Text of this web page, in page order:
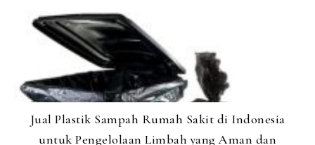
Jual Plastik Sampah Rumah Sakit di Indonesia
untuk Pengelolaan Limbah yang Aman dan